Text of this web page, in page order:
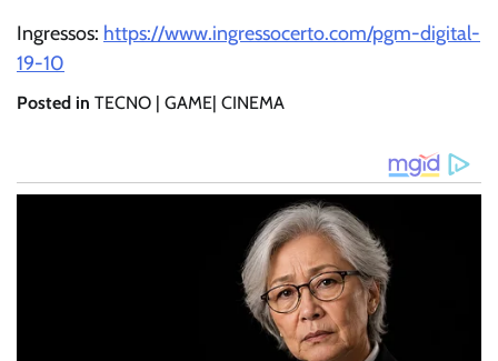
Ingressos: https://www.ingressocerto.com/pgm-digital-
19-10
Posted in TECNO | GAME| CINEMA